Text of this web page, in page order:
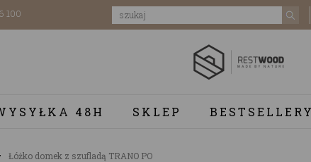
100
48H SKLEP BESTSELLERY
Łóżko domek z szufladą TRANO PO